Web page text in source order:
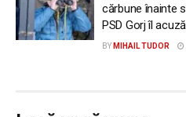
cărbune înainte
PSD Gorj îl
BY MIHAIL TUDOR